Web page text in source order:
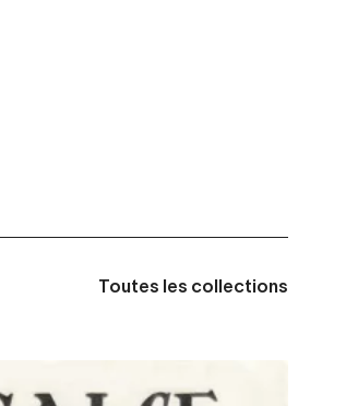
Toutes les collections